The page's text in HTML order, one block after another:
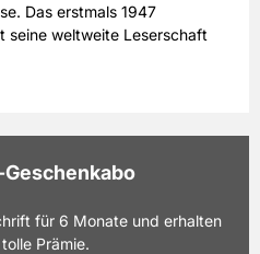
Das erstmals 1947
seine weltweite Leserschaft
Wirtschaft und
immer wieder selbst für
Natur, Technik,
damit direkt am Puls der
für 6 Monate und erhalten
Prämie.